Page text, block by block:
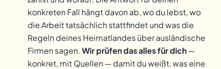
konkreten Fall hängt davon ab, wo du lebst, wo
die Arbeit tatsächlich stattfindet und was die
Regeln deines Heimatlandes über ausländische
Firmen sagen. Wir prüfen das alles für dich—
konkret, mit Quellen — damit du weißt, was eine